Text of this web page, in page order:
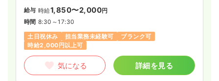
給与 時給1,850〜2,000円
時間 8:30～17:30
土日祝休み
担当業務未経験可
ブランク可
時給2,000円以上可
気になる 詳細を見る